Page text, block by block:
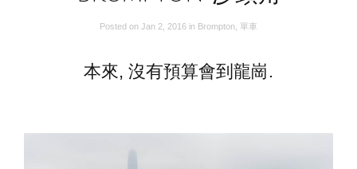
Posted on Jan 2, 2016 in Brompton 單車
本來, 沒有預算會到龍崗.